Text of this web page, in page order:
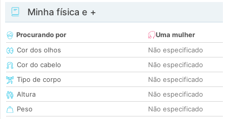
Minha física e +
Procurando por
Uma mulher
Cor dos olhos
Não especificado
Cor do cabelo
Não especificado
Tipo de corpo
Não especificado
Altura
Não especificado
Peso
Não especificado